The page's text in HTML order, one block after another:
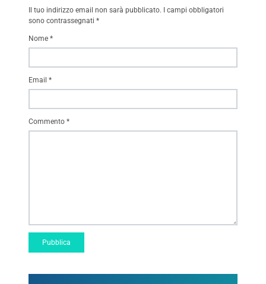
Il tuo indirizzo email non sarà pubblicato. I campi obbligatori
sono contrassegnati *
Commento *
Nome *
Email *